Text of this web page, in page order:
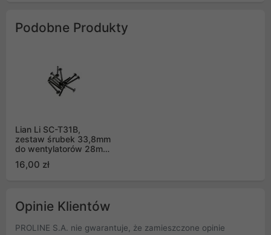
Podobne Produkty
Lian Li SC-T31B,
zestaw śrubek 33,8mm
do wentylatorów 28mm
16,00 zł
Opinie Klientów
PROLINE S.A. nie gwarantuje, że zamieszczone opinie